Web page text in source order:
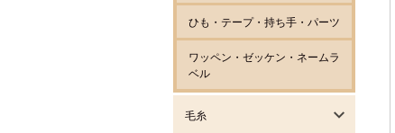
ひも・テープ・持ち手・パーツ
ワッペン・ゼッケン・ネームラ
ベル
毛糸